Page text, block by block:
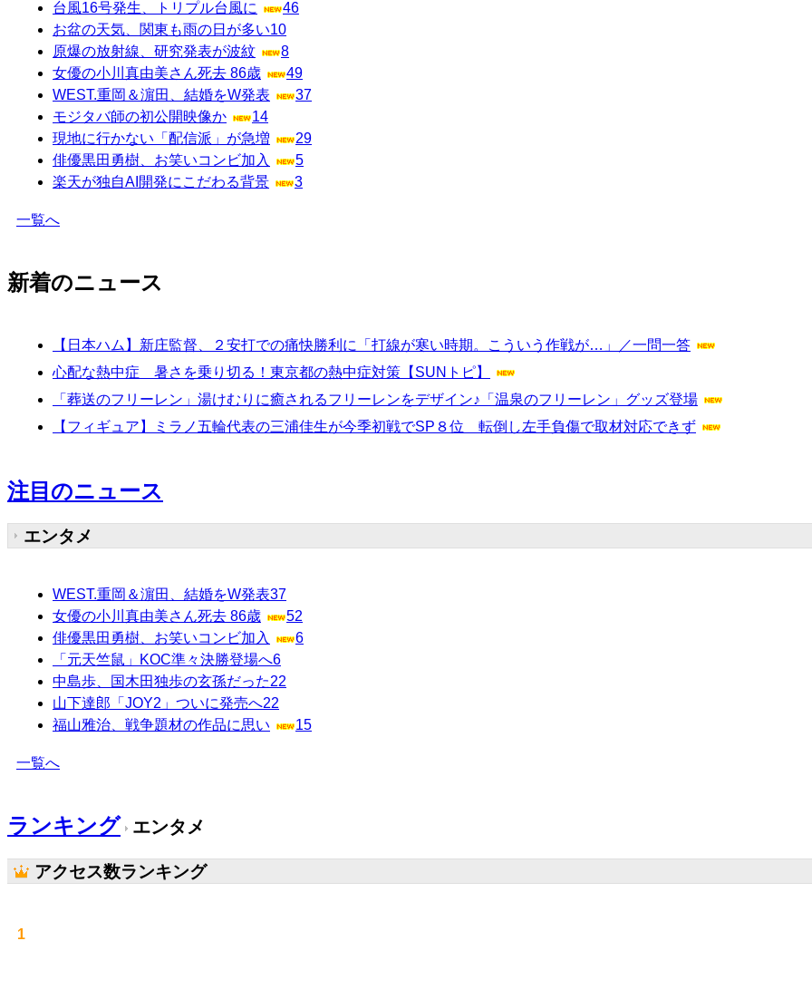
台風16号発生、トリプル台風に
46
お盆の天気、関東も雨の日が多い10
原爆の放射線、研究発表が波紋
8
女優の小川真由美さん死去 86歳
49
WEST.重岡＆濵田、結婚をW発表
37
モジタバ師の初公開映像か
14
現地に行かない「配信派」が急増
29
俳優黒田勇樹、お笑いコンビ加入
5
楽天が独自AI開発にこだわる背景
3
一覧へ
新着のニュース
【日本ハム】新庄監督、２安打での痛快勝利に「打線が寒い時期。こういう作戦が…」／一問一答
心配な熱中症 暑さを乗り切る！東京都の熱中症対策【SUNトピ】
「葬送のフリーレン」湯けむりに癒されるフリーレンをデザイン♪「温泉のフリーレン」グッズ登場
【フィギュア】ミラノ五輪代表の三浦佳生が今季初戦でSP８位 転倒し左手負傷で取材対応できず
注目のニュース
エンタメ
WEST.重岡＆濵田、結婚をW発表37
女優の小川真由美さん死去 86歳
52
俳優黒田勇樹、お笑いコンビ加入
6
「元天竺鼠」KOC準々決勝登場へ6
中島歩、国木田独歩の玄孫だった22
山下達郎「JOY2」ついに発売へ22
福山雅治、戦争題材の作品に思い
15
一覧へ
ランキング エンタメ
アクセス数ランキング
1